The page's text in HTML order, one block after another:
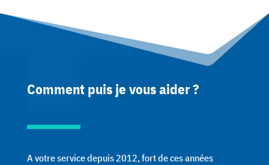
Comment puis je vous aider ?
A votre service depuis 2012, fort de ces années